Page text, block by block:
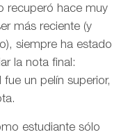
recuperó hace muy
más reciente (y
siempre ha estado
la nota final:
un pelín superior,
estudiante sólo